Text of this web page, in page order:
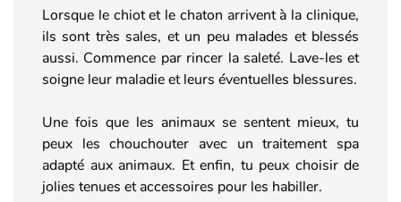
Lorsque le chiot et le chaton arrivent à la clinique,
ils sont très sales, et un peu malades et blessés
aussi. Commence par rincer la saleté. Lave-les et
soigne leur maladie et leurs éventuelles blessures.
Une fois que les animaux se sentent mieux, tu
peux les chouchouter avec un traitement spa
adapté aux animaux. Et enfin, tu peux choisir de
jolies tenues et accessoires pour les habiller.